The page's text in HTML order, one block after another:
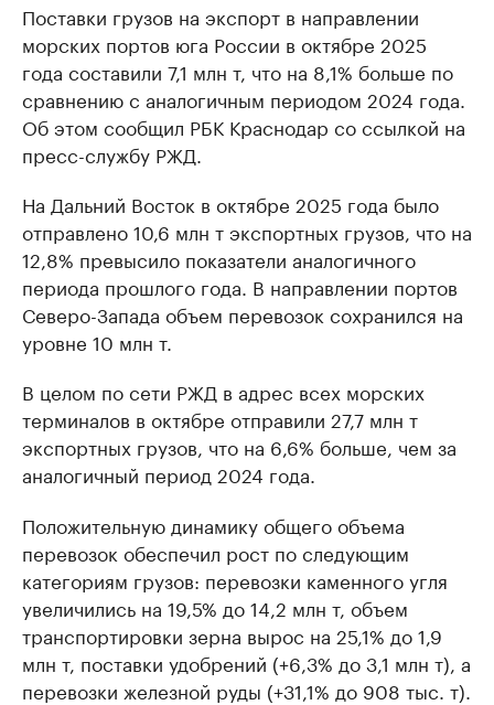
Поставки грузов на экспорт в направлении
морских портов юга России в октябре 2025
года составили 7,1 млн т, что на 8,1% больше по
сравнению с аналогичным периодом 2024 года.
Об этом сообщил РБК Краснодар со ссылкой на
пресс-службу РЖД.
На Дальний Восток в октябре 2025 года было
отправлено 10,6 млн т экспортных грузов, что на
12,8% превысило показатели аналогичного
периода прошлого года. В направлении портов
Северо-Запада объем перевозок сохранился на
уровне 10 млн т.
В целом по сети РЖД в адрес всех морских
терминалов в октябре отправили 27,7 млн т
экспортных грузов, что на 6,6% больше, чем за
аналогичный период 2024 года.
Положительную динамику общего объема
перевозок обеспечил рост по следующим
категориям грузов: перевозки каменного угля
увеличились на 19,5% до 14,2 млн т, объем
транспортировки зерна вырос на 25,1% до 1,9
млн т, поставки удобрений (+6,3% до 3,1 млн т), а
перевозки железной руды (+31,1% до 908 тыс. т).